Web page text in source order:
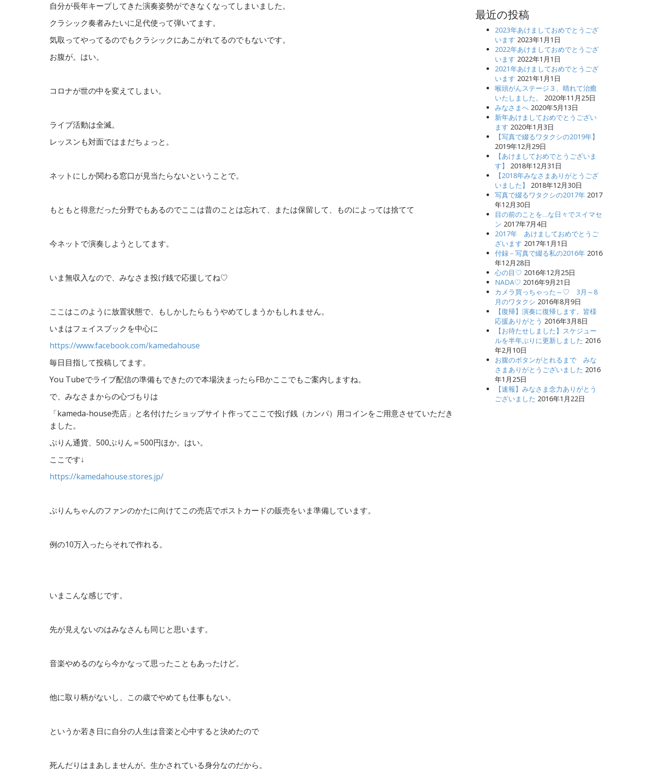
自分が長年キープしてきた演奏姿勢ができなくなってしまいました。
クラシック奏者みたいに足代使って弾いてます。
気取ってやってるのでもクラシックにあこがれてるのでもないです。
お腹が。はい。
コロナが世の中を変えてしまい。
ライブ活動は全滅。
レッスンも対面ではまだちょっと。
ネットにしか関わる窓口が見当たらないということで。
もともと得意だった分野でもあるのでここは昔のことは忘れて、または保留して、ものによっては捨てて
今ネットで演奏しようとしてます。
いま無収入なので、みなさま投げ銭で応援してね♡
ここはこのように放置状態で、もしかしたらもうやめてしまうかもしれません。
いまはフェイスブックを中心に
https://www.facebook.com/kamedahouse
毎日目指して投稿してます。
You Tubeでライブ配信の準備もできたので本場決まったらFBかここでもご案内しますね。
で、みなさまからの心づもりは
「kameda-house売店」と名付けたショップサイト作ってここで投げ銭（カンパ）用コインをご用意させていただき
ました。
ぷりん通貨、500ぷりん＝500円ほか。はい。
ここです↓
https://kamedahouse.stores.jp/
ぷりんちゃんのファンのかたに向けてこの売店でポストカードの販売をいま準備しています。
例の10万入ったらそれで作れる。
いまこんな感じです。
先が見えないのはみなさんも同じと思います。
音楽やめるのなら今かなって思ったこともあったけど。
他に取り柄がないし、この歳でやめても仕事もない。
というか若き日に自分の人生は音楽と心中すると決めたので
死んだりはまあしませんが。生かされている身分なのだから。
最近の投稿
2023年あけましておめでとうござ
います 2023年1月1日
2022年あけましておめでとうござ
います 2022年1月1日
2021年あけましておめでとうござ
います 2021年1月1日
喉頭がんステージ３、晴れて治癒
いたしました。
2020年11月25日
みなさまへ 2020年5月13日
新年あけましておめでとうござい
ます 2020年1月3日
【写真で綴るワタクシの2019年】
2019年12月29日
【あけましておめでとうございま
す】
2018年12月31日
【2018年みなさまありがとうござ
いました】
2018年12月30日
写真で綴るワタクシの2017年 2017
年12月30日
目の前のことを…な日々でスイマセ
ン 2017年7月4日
2017年 あけましておめでとうご
ざいます 2017年1月1日
付録－写真で綴る私の2016年 2016
年12月28日
心の目♡ 2016年12月25日
NADA♡ 2016年9月21日
カメラ買っちゃった～♡ 3月～8
月のワタクシ 2016年8月9日
【復帰】演奏に復帰します。皆様
応援ありがとう 2016年3月8日
【お待たせしました】スケジュー
ルを半年ぶりに更新しました 2016
年2月10日
お腹のボタンがとれるまで みな
さまありがとうございました 2016
年1月25日
【速報】みなさま念力ありがとう
ございました 2016年1月22日